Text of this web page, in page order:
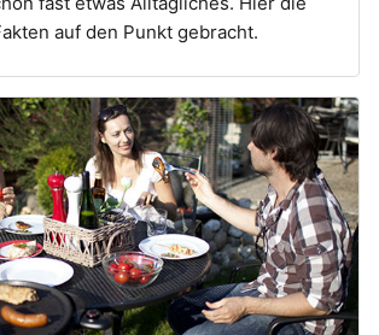
auf den Punkt gebracht.